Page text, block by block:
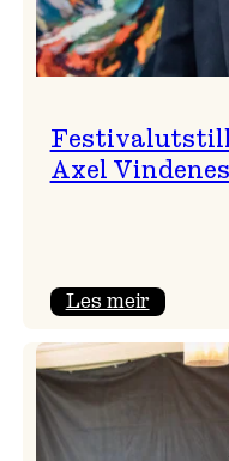
Axel Vindenes
Les meir:
«Gledens